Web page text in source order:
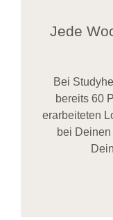
Jede
Bei
bereits 60
erarbeiteten
bei